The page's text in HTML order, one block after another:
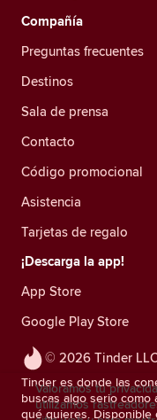
© 2026 Tinder
Tinder es donde las
buscas algo serio
qué quieres. Disponible
Compañía
Preguntas frecuentes
Destinos
Sala de prensa
Contacto
Código promocional
Asistencia
Tarjetas de regalo
¡Descarga la app!
App Store
Google Play Store
Valoramos tu
utilizamos